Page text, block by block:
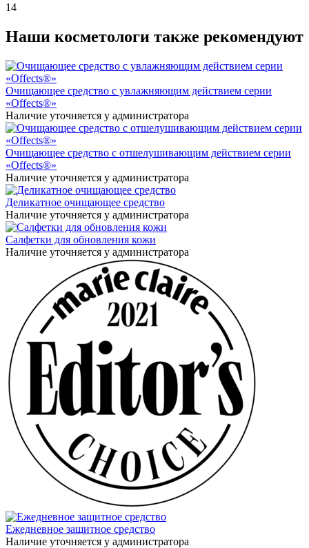
14
Наши косметологи также рекомендуют
Очищающее средство с увлажняющим действием серии
«Offects®»
Наличие уточняется у администратора
Очищающее средство с отшелушивающим действием серии
«Offects®»
Наличие уточняется у администратора
Деликатное очищающее средство
Наличие уточняется у администратора
Салфетки для обновления кожи
Наличие уточняется у администратора
Ежедневное защитное средство
Наличие уточняется у администратора